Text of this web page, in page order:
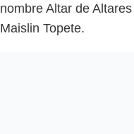
nombre Altar de
Maislin Topete.